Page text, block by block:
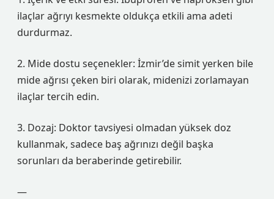
ilaçlar ağrıyı kesmekte oldukça etkili ama adeti
durdurmaz.
2. Mide dostu seçenekler: İzmir’de simit yerken bile
mide ağrısı çeken biri olarak, midenizi zorlamayan
ilaçlar tercih edin.
3. Dozaj: Doktor tavsiyesi olmadan yüksek doz
kullanmak, sadece baş ağrınızı değil başka
sorunları da beraberinde getirebilir.
—